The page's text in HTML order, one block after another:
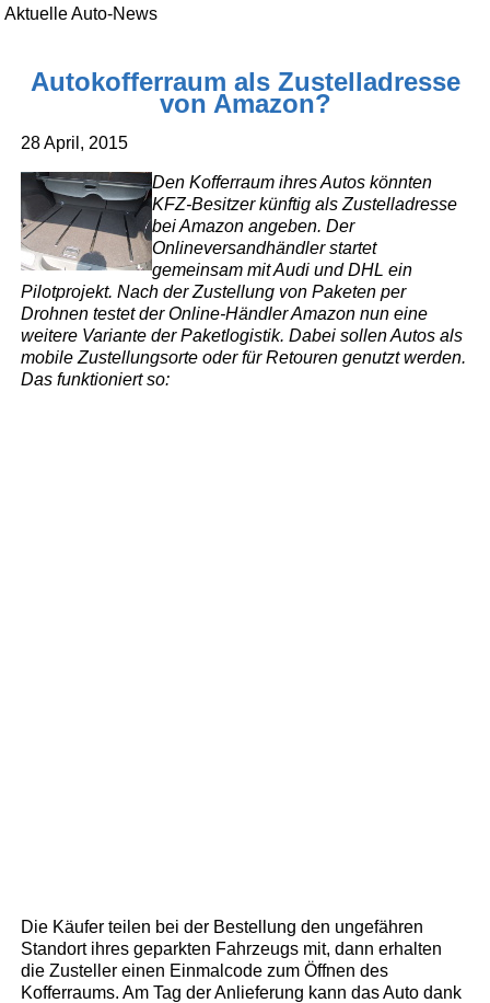
Aktuelle Auto-News
Autokofferraum als Zustelladresse
von Amazon?
28 April, 2015
Den Kofferraum ihres Autos könnten
KFZ-Besitzer künftig als Zustelladresse
bei Amazon angeben. Der
Onlineversandhändler startet
gemeinsam mit Audi und DHL ein
Pilotprojekt. Nach der Zustellung von Paketen per
Drohnen testet der Online-Händler Amazon nun eine
weitere Variante der Paketlogistik. Dabei sollen Autos als
mobile Zustellungsorte oder für Retouren genutzt werden.
Das funktioniert so:
Die Käufer teilen bei der Bestellung den ungefähren
Standort ihres geparkten Fahrzeugs mit, dann erhalten
die Zusteller einen Einmalcode zum Öffnen des
Kofferraums. Am Tag der Anlieferung kann das Auto dank